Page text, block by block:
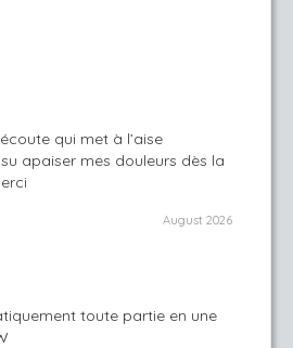
qui met à l’aise
apaiser mes douleurs dès la
August 2026
toute partie en une